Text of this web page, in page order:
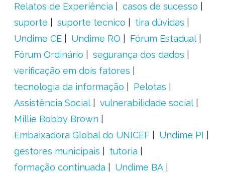
Relatos de Experiência
casos de sucesso
suporte
suporte tecnico
tira dúvidas
Undime CE
Undime RO
Fórum Estadual
Fórum Ordinário
segurança dos dados
verificação em dois fatores
tecnologia da informação
Pelotas
Assistência Social
vulnerabilidade social
Millie Bobby Brown
Embaixadora Global do UNICEF
Undime PI
gestores municipais
tutoria
formação continuada
Undime BA